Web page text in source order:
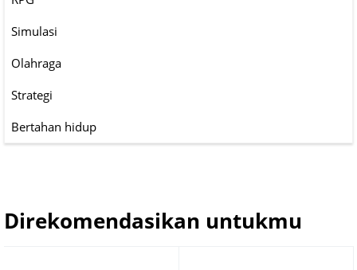
Simulasi
Olahraga
Strategi
Bertahan hidup
Direkomendasikan untukmu